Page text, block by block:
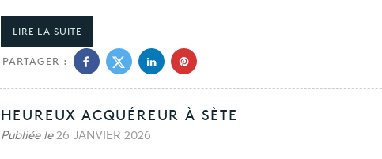
LIRE LA SUITE
PARTAGER :
HEUREUX ACQUÉREUR À SÈTE
Publiée le 26 JANVIER 2026